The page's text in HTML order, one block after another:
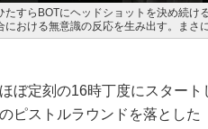
たすらBOTにヘッドショットを決め続け
における無意識の反応を生み出す。まさ
ぼ定刻の16時丁度にスタート
ピストルラウンドを落とした